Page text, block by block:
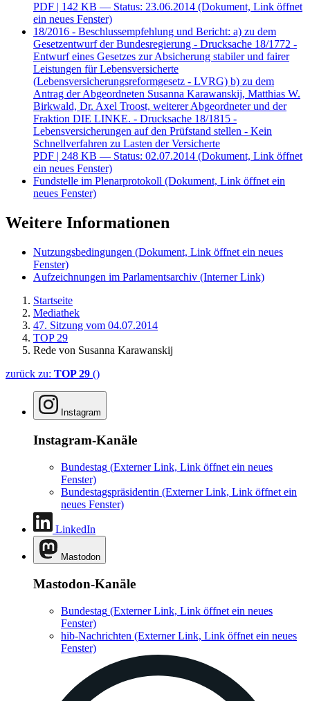
PDF | 142 KB — Status: 23.06.2014 (Dokument, Link öffnet
ein neues Fenster)
18/2016 - Beschlussempfehlung und Bericht: a) zu dem
Gesetzentwurf der Bundesregierung - Drucksache 18/1772 -
Entwurf eines Gesetzes zur Absicherung stabiler und fairer
Leistungen für Lebensversicherte
(Lebensversicherungsreformgesetz - LVRG) b) zu dem
Antrag der Abgeordneten Susanna Karawanskij, Matthias W.
Birkwald, Dr. Axel Troost, weiterer Abgeordneter und der
Fraktion DIE LINKE. - Drucksache 18/1815 -
Lebensversicherungen auf den Prüfstand stellen - Kein
Schnellverfahren zu Lasten der Versicherte
PDF | 248 KB — Status: 02.07.2014 (Dokument, Link öffnet
ein neues Fenster)
Fundstelle im Plenarprotokoll (Dokument, Link öffnet ein
neues Fenster)
Weitere Informationen
Nutzungsbedingungen (Dokument, Link öffnet ein neues
Fenster)
Aufzeichnungen im Parlamentsarchiv (Interner Link)
Startseite
Mediathek
47. Sitzung vom 04.07.2014
TOP 29
Rede von Susanna Karawanskij
zurück zu: TOP 29 ()
Instagram
Instagram-Kanäle
Bundestag (Externer Link, Link öffnet ein neues
Fenster)
Bundestagspräsidentin (Externer Link, Link öffnet ein
neues Fenster)
LinkedIn
Mastodon
Mastodon-Kanäle
Bundestag (Externer Link, Link öffnet ein neues
Fenster)
hib-Nachrichten (Externer Link, Link öffnet ein neues
Fenster)